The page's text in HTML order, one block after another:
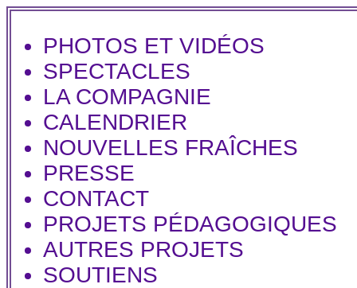
PHOTOS ET VIDÉOS
SPECTACLES
LA COMPAGNIE
CALENDRIER
NOUVELLES FRAÎCHES
PRESSE
CONTACT
PROJETS PÉDAGOGIQUES
AUTRES PROJETS
SOUTIENS